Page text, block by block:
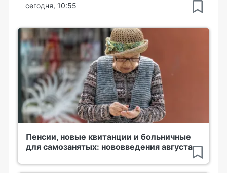
сегодня, 10:55
Пенсии, новые квитанции и больничные
для самозанятых: нововведения августа